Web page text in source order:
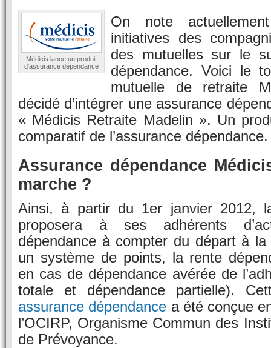
Médicis lance un produit
d'assurance dépendance
On note
initiatives des
des mutuelles sur le
dépendance. Voici le
mutuelle de retraite
décidé d’intégrer une assurance
« Médicis Retraite Madelin ». Un
comparatif de l’assurance dépendance.
Assurance dépendance
marche ?
Ainsi, à partir du 1er janvier 2012,
proposera à ses adhérents
dépendance à compter du départ à
un système de points, la rente
en cas de dépendance avérée de
totale et dépendance partielle).
assurance dépendance a été conçue
l’OCIRP, Organisme Commun des
de Prévoyance.